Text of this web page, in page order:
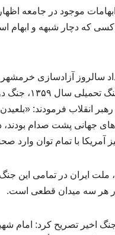
موجود در جامعه
که دچار شبهه و ابهام
سالروز آزادسازی
کمتر از نیم‌قرن، سه
انقلاب فرمودند:
جهانی پشت صدام بودند،
آمریکا با تمام توان وارد
ایران در تمامی این
در هر سه میدان قطعی است.
جنگ اخیر تصریح کرد: امام